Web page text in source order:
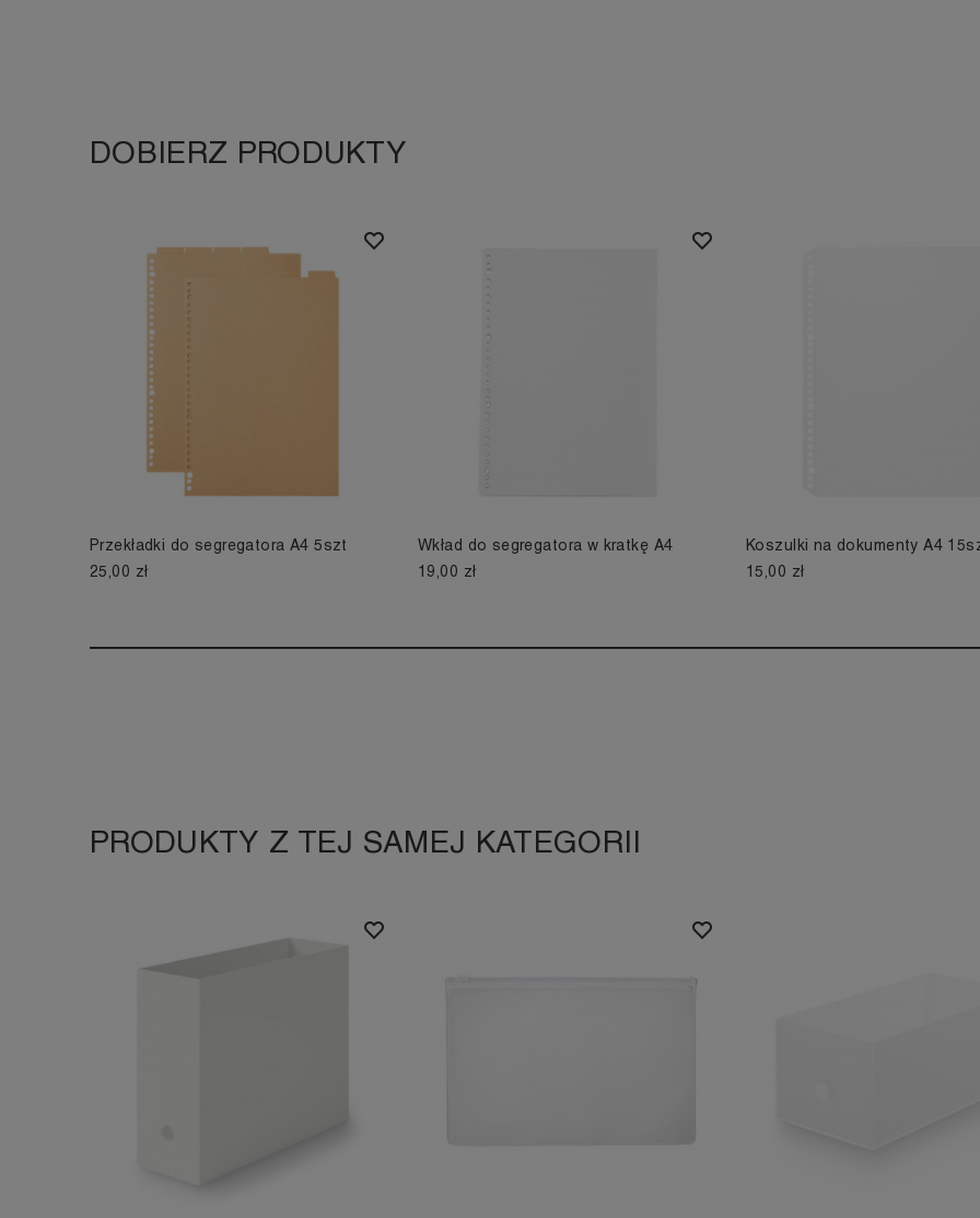
DOBIERZ PRODUKTY
Przekładki do segregatora A4 5szt
25,00 zł
Wkład do segregatora w kratkę A4
19,00 zł
Koszulki na dokumenty A4
15,00 zł
PRODUKTY Z TEJ SAMEJ KATEGORII